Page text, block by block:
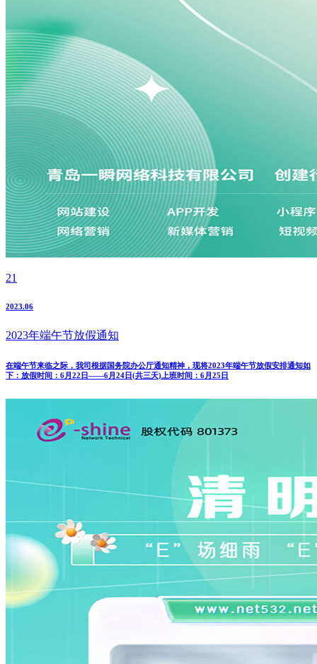
21
2023.06
2023年端午节放假通知
在端午节来临之际，我司根据国务院办公厅通知精神，现将2023年端午节放假安排通知如
下：放假时间：6月22日——6月24日(共三天)上班时间：6月25日